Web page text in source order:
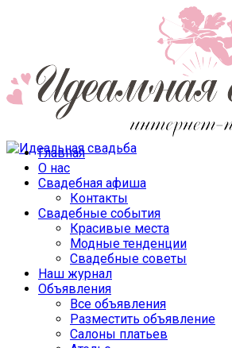
Главная
О нас
Свадебная афиша
Контакты
Свадебные события
Красивые места
Модные тенденции
Свадебные советы
Наш журнал
Объявления
Все объявления
Разместить объявление
Салоны платьев